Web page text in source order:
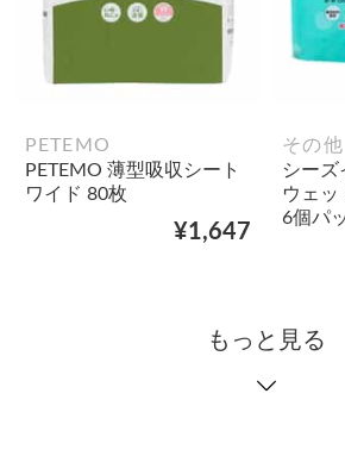
PETEMO
PETEMO 薄型吸収シート
ワイド 80枚
¥1,647
その他
シーズ
ウェッ
6個パ
もっと見る